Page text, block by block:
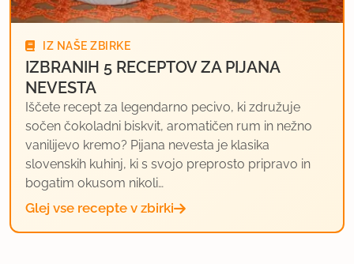
IZ NAŠE ZBIRKE
IZBRANIH 5 RECEPTOV ZA PIJANA
NEVESTA
Iščete recept za legendarno pecivo, ki združuje
sočen čokoladni biskvit, aromatičen rum in nežno
vanilijevo kremo? Pijana nevesta je klasika
slovenskih kuhinj, ki s svojo preprosto pripravo in
bogatim okusom nikoli…
Glej vse recepte v zbirki